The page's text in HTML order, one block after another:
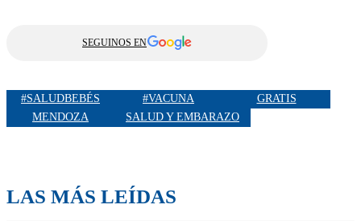
SEGUINOS EN
#SALUDBEBÉS #VACUNA
GRATIS
MENDOZA
SALUD Y EMBARAZO
LAS MÁS LEÍDAS